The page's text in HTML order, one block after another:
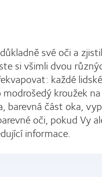
své oči a
si všimli dvou
každé
kroužek
barevná část oka,
oči, pokud Vy
informace.